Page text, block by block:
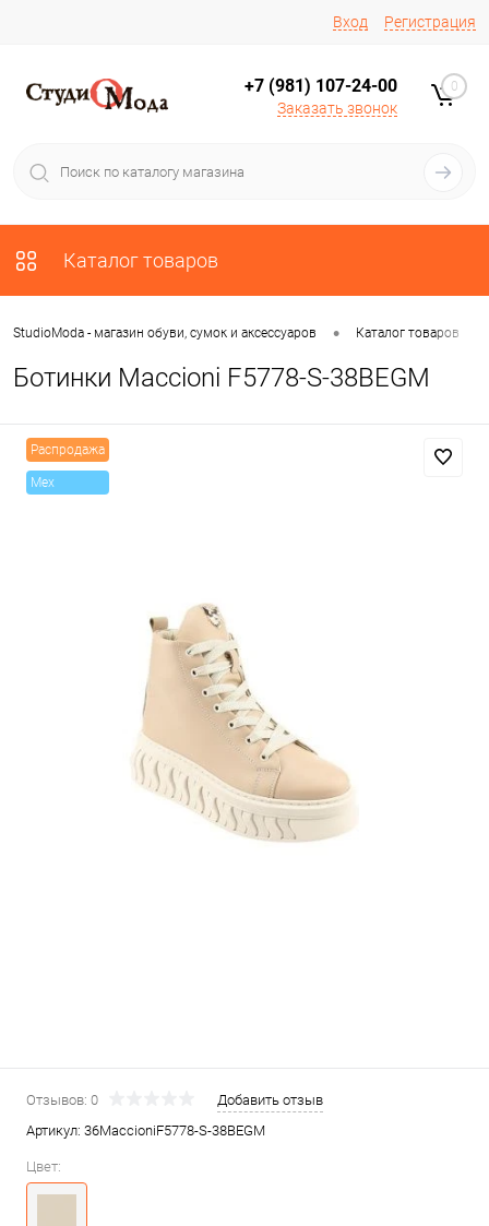
Вход Регистрация
+7 (981) 107-24-00
Заказать звонок
0
Каталог товаров
StudioModa - магазин обуви, сумок и аксессуаров • Каталог товаров
Ботинки Maccioni F5778-S-38BEGM
Распродажа
Mex
Отзывов: 0
Добавить отзыв
Артикул: 36MaccioniF5778-S-38BEGM
Цвет: